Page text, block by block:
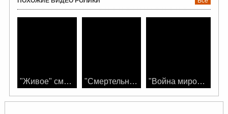
"Живое" смотреть фильм фантастика "Смертельная гонка" смотреть фильм онлайн "Война миров" смотреть фильм онлайн